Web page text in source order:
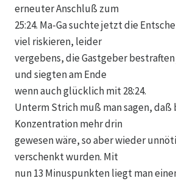
erneuter Anschluß zum
25:24. Ma-Ga suchte jetzt die
viel riskieren, leider
vergebens, die Gastgeber
und siegten am Ende
wenn auch glücklich mit 28:24.
Unterm Strich muß man sagen, daß
Konzentration mehr drin
gewesen wäre, so aber wieder
verschenkt wurden. Mit
nun 13 Minuspunkten liegt man